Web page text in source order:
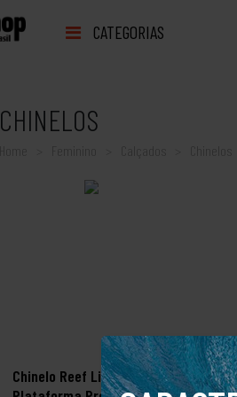
CATEGORIAS
CHINELOS
Home Feminino
Chinelo Reef Liv